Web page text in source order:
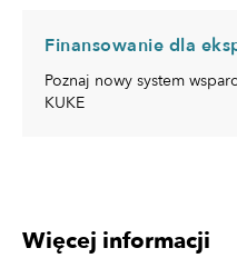
Finansowanie dla
Poznaj nowy system
KUKE
Więcej informacji